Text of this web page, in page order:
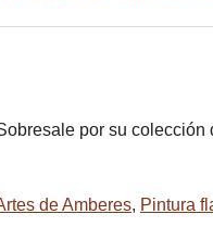
por su
de Amberes, Pintura